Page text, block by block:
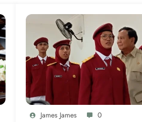
James James 0